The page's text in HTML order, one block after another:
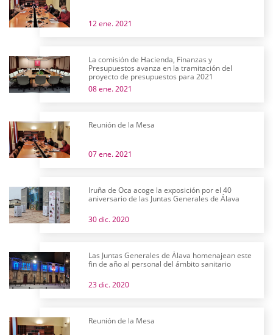
12 ene. 2021
La comisión de Hacienda, Finanzas y
Presupuestos avanza en la tramitación del
proyecto de presupuestos para 2021
08 ene. 2021
Reunión de la Mesa
07 ene. 2021
Iruña de Oca acoge la exposición por el 40
aniversario de las Juntas Generales de Álava
30 dic. 2020
Las Juntas Generales de Álava homenajean este
fin de año al personal del ámbito sanitario
23 dic. 2020
Reunión de la Mesa